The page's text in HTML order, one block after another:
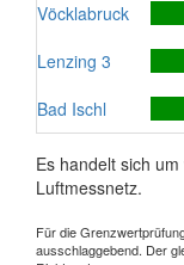
Vöcklabruck
Lenzing 3
Bad Ischl
Es handelt sich
Luftmessnetz.
Für die
ausschlaggebend. Der